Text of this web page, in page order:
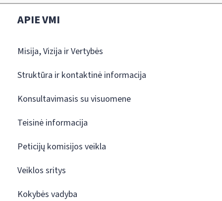
APIE VMI
Misija, Vizija ir Vertybės
Struktūra ir kontaktinė informacija
Konsultavimasis su visuomene
Teisinė informacija
Peticijų komisijos veikla
Veiklos sritys
Kokybės vadyba